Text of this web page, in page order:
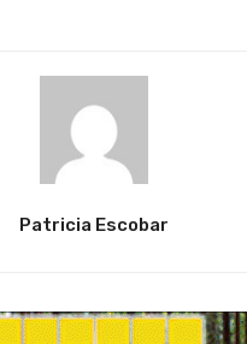
Patricia Escobar